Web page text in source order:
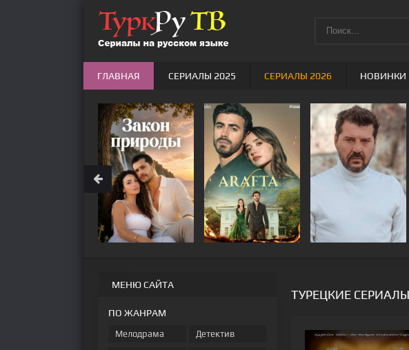
ТУРЕЦКИЕ
МЕНЮ САЙТА
ПО ЖАНРАМ
Мелодрама Детектив
ГЛАВНАЯ СЕРИАЛЫ 2025 СЕРИАЛЫ 2026 НОВИНКИ